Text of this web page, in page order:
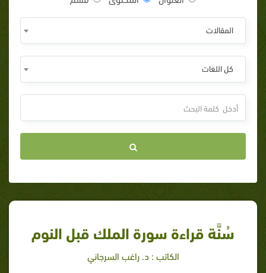
المقالات
كل اللغات
سُنَّة قراءة سورة الملك قبل النوم
الكاتب : د. راغب السرجاني